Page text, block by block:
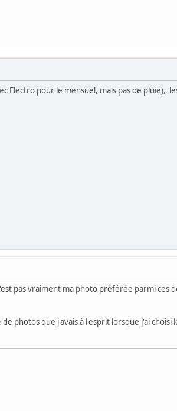
Electro pour le mensuel, mais pas de pluie),
pas vraiment ma photo préférée parmi ces
photos que j'avais à l'esprit lorsque j'ai choisi